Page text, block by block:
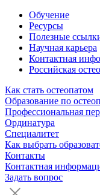
Обучение
Ресурсы
Полезные
Научная карьера
Контактная
Российская
Как стать остеопатом
Образование по
Профессиональная
Ординатура
Специалитет
Как выбрать
Контакты
Контактная
Задать вопрос